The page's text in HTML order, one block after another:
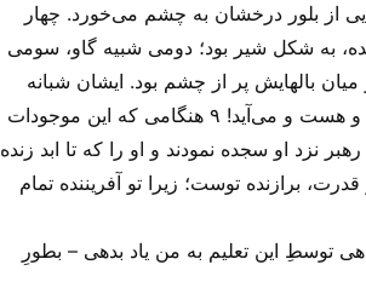
چراغ همان روح هفتگانه خدا هستند. ۶ در برابر تخت، دریایی از بلور درخشان به چشم می‌خورد. چهار
که در جلو و پشت سر خود، چشم داشتند. ۷ نخستین موجود زنده، به شکل شیر بود؛ دومی شبیه گاو، سومی
زنده، شش بال داشت، و میان بالهایش پر از چشم بود. ایشان شبانه
روز، بدون وقفه نام خدا را ذکر نموده، می‌گفتند: «قدوس، قدوس، قدوس است خداوند خدای قادر مطلق که بود و هست و می‌آید! ۹ هنگامی که این موجودات
زنده است، جلال و حرمت و سپاس فرستادند، ۱۰ آن بیست و چهار رهبر نزد او سجده نمودند و او را که تا ابد زنده
«خداوندا، جلال و حرمت و قدرت، برازنده توست؛ زیرا تو آفریننده تمام
توسطِ این تعلیم به من یاد بدهی – بطورِ